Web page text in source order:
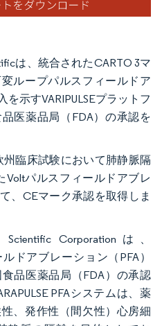
は、統合されたCARTO 3マ
ループパルスフィールドア
示すVARIPULSEプラットフ
医薬品局（FDA）の承認を
州臨床試験において肺静脈隔
Voltパルスフィールドアブレ
、CEマーク承認を取得しま
Corporationは、
ドアブレーション（PFA）
品医薬品局（FDA）の承認
PFAシステムは、薬
、発作性（間欠性）心房細